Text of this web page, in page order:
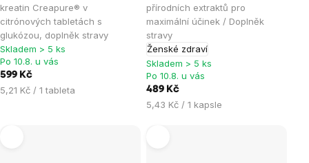
kreatin Creapure® v
citrónových tabletách s
glukózou, doplněk stravy
5,0
z
5
hvězdiček.
Skladem > 5 ks
Po 10.8. u vás
599 Kč
Měrná
5,21 Kč / 1 tableta
přírodních extraktů pro
maximální účinek / Doplněk
stravy
Ženské zdraví
4,9
z
5
hvězdiček.
Skladem > 5 ks
Po 10.8. u vás
489 Kč
Měrná
5,43 Kč / 1 kapsle